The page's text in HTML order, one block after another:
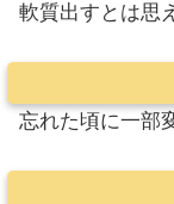
軟質出すとは思
忘れた頃に一部